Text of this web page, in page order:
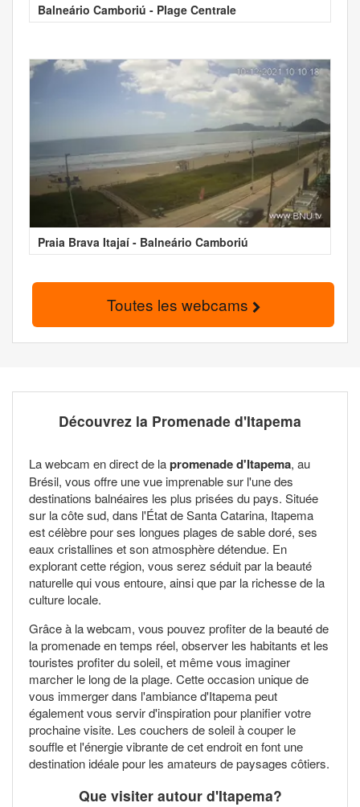
Balneário Camboriú - Plage Centrale
Praia Brava Itajaí - Balneário Camboriú
Toutes les webcams
Découvrez la Promenade d'Itapema
La webcam en direct de lapromenade d'Itapema, au
Brésil, vous offre une vue imprenable sur l'une des
destinations balnéaires les plus prisées du pays. Située
sur la côte sud, dans l'État de Santa Catarina, Itapema
est célèbre pour ses longues plages de sable doré, ses
eaux cristallines et son atmosphère détendue. En
explorant cette région, vous serez séduit par la beauté
naturelle qui vous entoure, ainsi que par la richesse de la
culture locale.
Grâce à la webcam, vous pouvez profiter de la beauté de
la promenade en temps réel, observer les habitants et les
touristes profiter du soleil, et même vous imaginer
marcher le long de la plage. Cette occasion unique de
vous immerger dans l'ambiance d'Itapema peut
également vous servir d'inspiration pour planifier votre
prochaine visite. Les couchers de soleil à couper le
souffle et l'énergie vibrante de cet endroit en font une
destination idéale pour les amateurs de paysages côtiers.
Que visiter autour d'Itapema?